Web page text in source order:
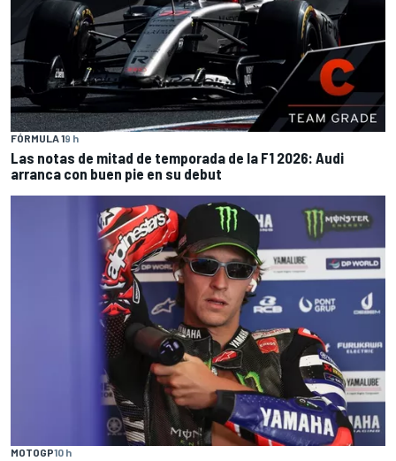
FÓRMULA 19 h
Las notas de mitad de temporada de la F1 2026: Audi
arranca con buen pie en su debut
MOTOGP10 h